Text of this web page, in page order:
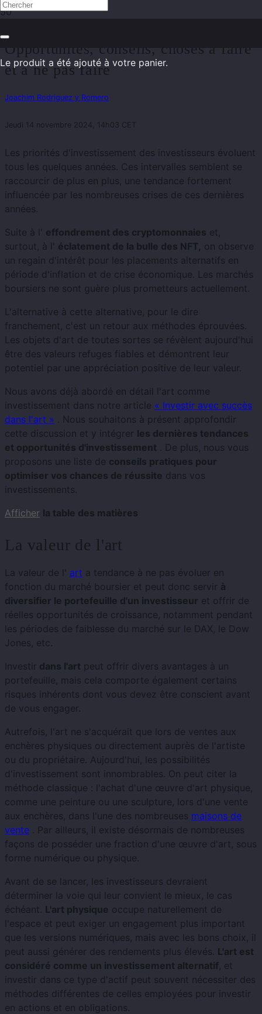
Le produit a été ajouté à votre panier.
Opportunités, conseils, choses à faire
et à ne pas faire
Joachim Rodriguez y Romero
Jeudi 14 novembre 2024, 14h03 CET
Les priorités d'investissement des investisseurs évoluent
tous les quelques années. Ces intervalles semblent se
raccourcir de plus en plus, une tendance fortement
influencée par les nombreuses crises de ces dernières
années.
Suite à l' effondrement des cryptomonnaies et,
surtout, à l' éclatement de la bulle des NFT, on observe
un regain d'intérêt pour les placements alternatifs en
période d'inflation et de crise économique. Les marchés
boursiers ne sont guère plus prometteurs actuellement.
L'alternative à cette alternative, pour le dire
franchement, c'est un retour aux méthodes éprouvées.
Les objets d'art de toutes sortes se révèlent aujourd'hui
être des valeurs refuges fiables et démontrent leur
potentiel par une appréciation positive de leur valeur.
Nous avons déjà abordé en détail l'art comme
investissement dans notre article « Investir avec succès
dans l'art » . Nous souhaitons à présent approfondir
cette discussion et y intégrer les dernières tendances
et opportunités d'investissement . De plus, nous vous
proposons une liste de conseils pratiques pour
optimiser vos chances de réussite dans vos
investissements.
Afficher la table des matières
La valeur de l'art
La valeur de l' art a tendance à ne pas évoluer en
fonction du marché boursier et peut donc servir à
diversifier le portefeuille d'un investisseur et offrir de
réelles opportunités de croissance, notamment pendant
les périodes de faiblesse du marché sur le DAX, le Dow
Jones, etc.
Investir dans l'art peut offrir divers avantages à un
portefeuille, mais cela comporte également certains
risques inhérents dont vous devez être conscient avant
de vous engager.
Autrefois, l'art ne s'acquérait que lors de ventes aux
enchères physiques ou directement auprès de l'artiste
ou du propriétaire. Aujourd'hui, les possibilités
d'investissement sont innombrables. On peut citer la
méthode classique : l'achat d'une œuvre d'art physique,
comme une peinture ou une sculpture, lors d'une vente
aux enchères, dans l'une des nombreuses maisons de
vente . Par ailleurs, il existe désormais de nombreuses
façons de posséder une fraction d'une œuvre d'art, sous
forme numérique ou physique.
Avant de se lancer, les investisseurs devraient
déterminer la voie qui leur convient le mieux, le cas
échéant. L'art physique occupe naturellement de
l'espace et peut exiger un engagement plus important
que les versions numériques, mais avec les bons choix, il
peut aussi générer des rendements plus élevés. L'art est
considéré comme un investissement alternatif, et
investir dans ce type d'actif peut souvent nécessiter des
méthodes différentes de celles employées pour investir
en actions et en obligations.